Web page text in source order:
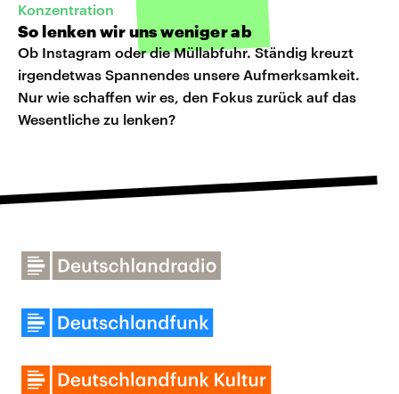
Konzentration
So lenken wir uns weniger ab
Ob Instagram oder die Müllabfuhr. Ständig kreuzt
irgendetwas Spannendes unsere Aufmerksamkeit.
Nur wie schaffen wir es, den Fokus zurück auf das
Wesentliche zu lenken?